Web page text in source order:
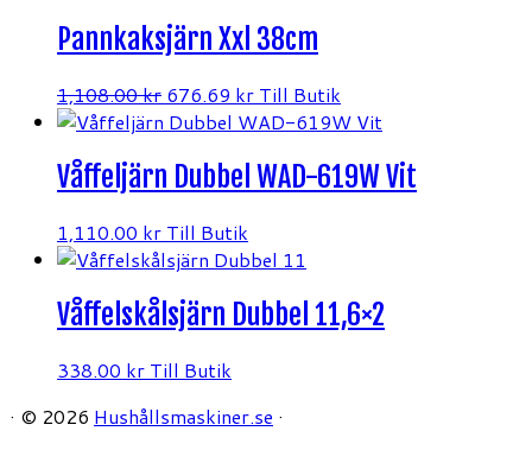
Pannkaksjärn Xxl 38cm
1,108.00kr Det
ursprungliga
var:
676.69 krDet
nuvarande
är:
Till Butik
Våffeljärn Dubbel WAD-619W Vit
1,110.00 kr Till Butik
Våffelskålsjärn Dubbel 11,6×2
338.00 kr Till Butik
· © 2026 Hushållsmaskiner.se ·